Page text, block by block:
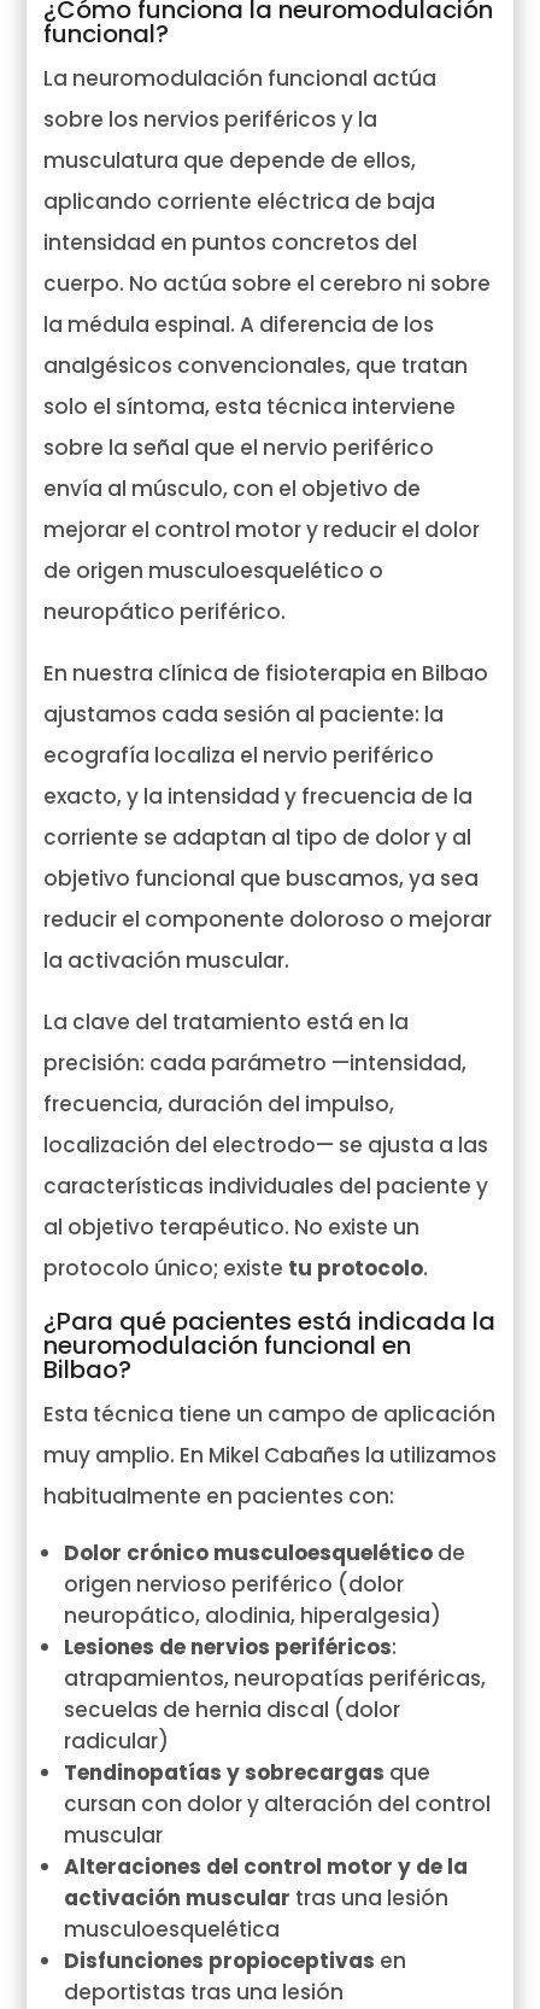
¿Cómo funciona la neuromodulación
funcional?
La neuromodulación funcional actúa
sobre los nervios periféricos y la
musculatura que depende de ellos,
aplicando corriente eléctrica de baja
intensidad en puntos concretos del
cuerpo. No actúa sobre el cerebro ni sobre
la médula espinal. A diferencia de los
analgésicos convencionales, que tratan
solo el síntoma, esta técnica interviene
sobre la señal que el nervio periférico
envía al músculo, con el objetivo de
mejorar el control motor y reducir el dolor
de origen musculoesquelético o
neuropático periférico.
En nuestra clínica de fisioterapia en Bilbao
ajustamos cada sesión al paciente: la
ecografía localiza el nervio periférico
exacto, y la intensidad y frecuencia de la
corriente se adaptan al tipo de dolor y al
objetivo funcional que buscamos, ya sea
reducir el componente doloroso o mejorar
la activación muscular.
La clave del tratamiento está en la
precisión: cada parámetro —intensidad,
frecuencia, duración del impulso,
localización del electrodo— se ajusta a las
características individuales del paciente y
al objetivo terapéutico. No existe un
protocolo único; existe tu protocolo.
¿Para qué pacientes está indicada la
neuromodulación funcional en
Bilbao?
Esta técnica tiene un campo de aplicación
muy amplio. En Mikel Cabañes la utilizamos
habitualmente en pacientes con:
Dolor crónico musculoesqueléticode
origen nervioso periférico (dolor
neuropático, alodinia, hiperalgesia)
Lesiones de nervios periféricos:
atrapamientos, neuropatías periféricas,
secuelas de hernia discal (dolor
radicular)
Tendinopatías y sobrecargas que
cursan con dolor y alteración del control
muscular
Alteraciones del control motor y de la
activación muscular tras una lesión
musculoesquelética
Disfunciones propioceptivas en
deportistas tras una lesión